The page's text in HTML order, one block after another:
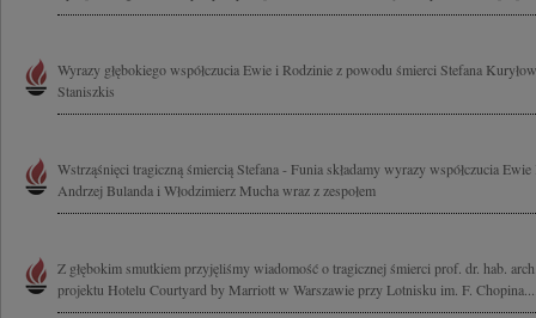
Wyrazy głębokiego współczucia Ewie i Rodzinie z powodu śmierci Stefana
Staniszkis
Wstrząśnięci tragiczną śmiercią Stefana - Funia składamy wyrazy współczucia
Andrzej Bulanda i Włodzimierz Mucha wraz z zespołem
Z głębokim smutkiem przyjęliśmy wiadomość o tragicznej śmierci prof. dr. hab.
projektu Hotelu Courtyard by Marriott w Warszawie przy Lotnisku im. F.